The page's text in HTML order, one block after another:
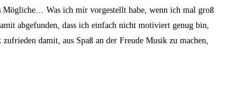
Mög­li­che… Was ich mir vor­ge­stellt habe, wenn ich mal groß
abge­fun­den, dass ich ein­fach nicht moti­viert genug bin,
damit, aus Spaß an der Freu­de Musik zu machen,